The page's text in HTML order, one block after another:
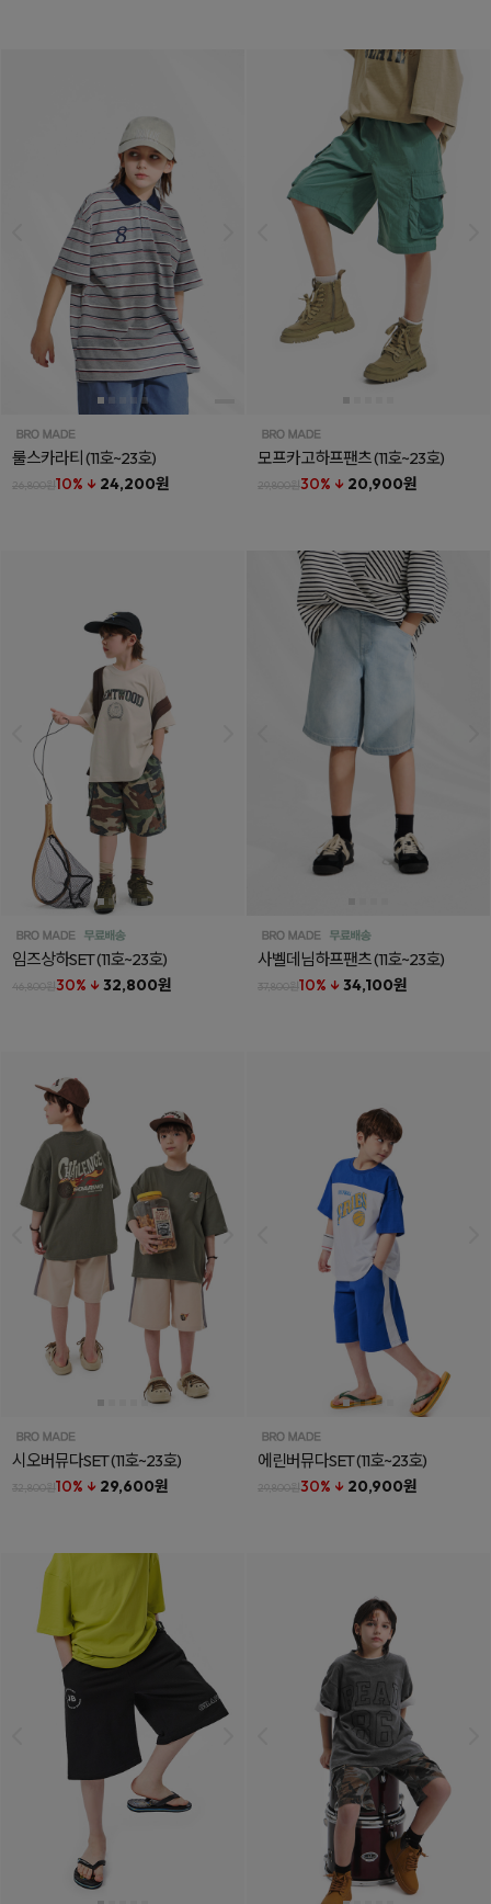
룰스카라티(11호~23호)
26,800원10% ↓ 24,200원
모프카고하프팬츠(11호~23호)
29,800원30% ↓ 20,900원
임즈상하SET(11호~23호)
46,800원30% ↓ 32,800원
사벨데님하프팬츠(11호~23호)
37,800원10% ↓ 34,100원
시오버뮤다SET(11호~23호)
32,800원10% ↓ 29,600원
에린버뮤다SET(11호~23호)
29,800원30% ↓ 20,900원